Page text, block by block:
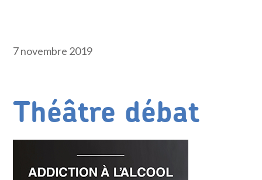
7 novembre 2019
Théâtre débat